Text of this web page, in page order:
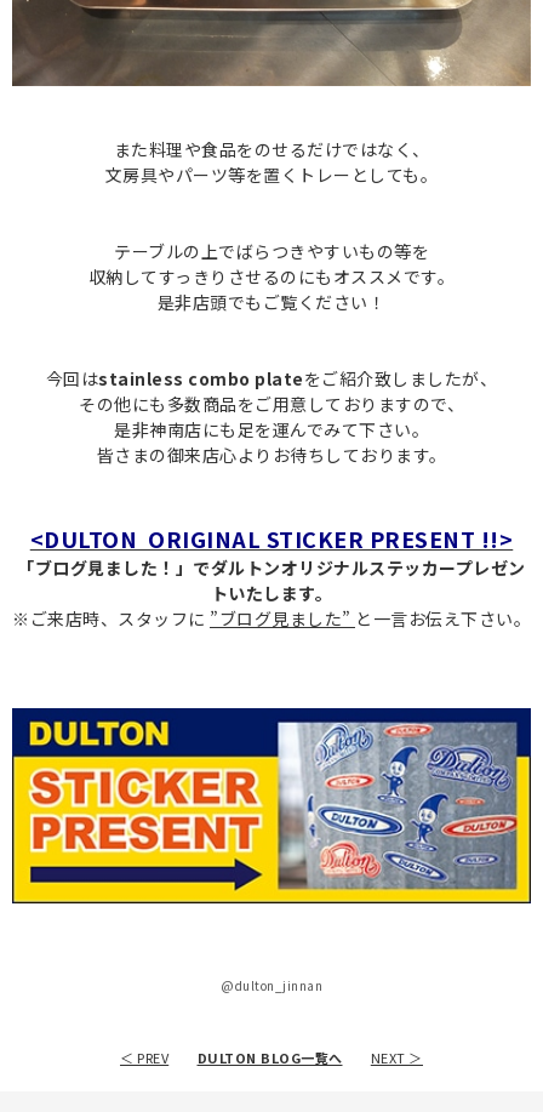
また料理や食品をのせるだけではなく、
文房具やパーツ等を置くトレーとしても。
テーブルの上でばらつきやすいもの等を
収納してすっきりさせるのにも オススメです。
是非店頭でもご覧ください！
今回はstainless combo plateをご紹介致しましたが、
その他にも多数商品をご用意しておりますので、
是非神南店にも足を運んでみて下さい。
皆さまの御来店心よりお待ちしております。
<DULTON ORIGINAL STICKER PRESENT !!>
「ブログ見ました！」でダルトンオリジナルステッカープレゼン
トいたします。
※ご来店時、スタッフに ”ブログ見ました” と一言お伝え下さい。
@dulton_jinnan
＜ PREV DULTON BLOG一覧へ NEXT ＞